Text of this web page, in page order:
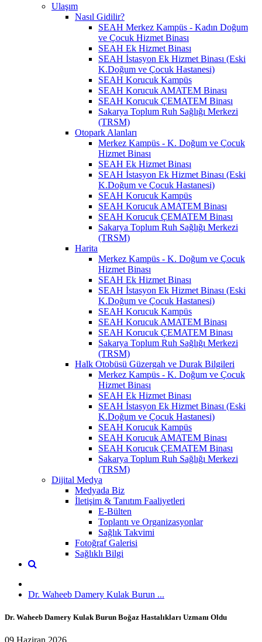
Ulaşım
Nasıl Gidilir?
SEAH Merkez Kampüs - Kadın Doğum
ve Çocuk Hizmet Binası
SEAH Ek Hizmet Binası
SEAH İstasyon Ek Hizmet Binası (Eski
K.Doğum ve Çocuk Hastanesi)
SEAH Korucuk Kampüs
SEAH Korucuk AMATEM Binası
SEAH Korucuk ÇEMATEM Binası
Sakarya Toplum Ruh Sağlığı Merkezi
(TRSM)
Otopark Alanları
Merkez Kampüs - K. Doğum ve Çocuk
Hizmet Binası
SEAH Ek Hizmet Binası
SEAH İstasyon Ek Hizmet Binası (Eski
K.Doğum ve Çocuk Hastanesi)
SEAH Korucuk Kampüs
SEAH Korucuk AMATEM Binası
SEAH Korucuk ÇEMATEM Binası
Sakarya Toplum Ruh Sağlığı Merkezi
(TRSM)
Harita
Merkez Kampüs - K. Doğum ve Çocuk
Hizmet Binası
SEAH Ek Hizmet Binası
SEAH İstasyon Ek Hizmet Binası (Eski
K.Doğum ve Çocuk Hastanesi)
SEAH Korucuk Kampüs
SEAH Korucuk AMATEM Binası
SEAH Korucuk ÇEMATEM Binası
Sakarya Toplum Ruh Sağlığı Merkezi
(TRSM)
Halk Otobüsü Güzergah ve Durak Bilgileri
Merkez Kampüs - K. Doğum ve Çocuk
Hizmet Binası
SEAH Ek Hizmet Binası
SEAH İstasyon Ek Hizmet Binası (Eski
K.Doğum ve Çocuk Hastanesi)
SEAH Korucuk Kampüs
SEAH Korucuk AMATEM Binası
SEAH Korucuk ÇEMATEM Binası
Sakarya Toplum Ruh Sağlığı Merkezi
(TRSM)
Dijital Medya
Medyada Biz
İletişim & Tanıtım Faaliyetleri
E-Bülten
Toplantı ve Organizasyonlar
Sağlık Takvimi
Fotoğraf Galerisi
Sağlıklı Bilgi
Dr. Waheeb Damery Kulak Burun ...
Dr. Waheeb Damery Kulak Burun Boğaz Hastalıkları Uzmanı Oldu